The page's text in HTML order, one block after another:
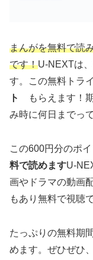
まんがを無料で読
です！U-NEXTは、
す。この無料トラ
ト
もらえます！
み時に何日までっ
この600円分のポ
料で読めますU-
画やドラマの動画
もあり無料で視聴
たっぷりの無料期
めます。ぜひぜひ